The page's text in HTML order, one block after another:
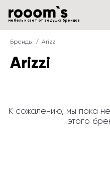
мебель и свет от ведущих брендов
Бренды Arizzi
Arizzi
К сожалению, мы пока
этого